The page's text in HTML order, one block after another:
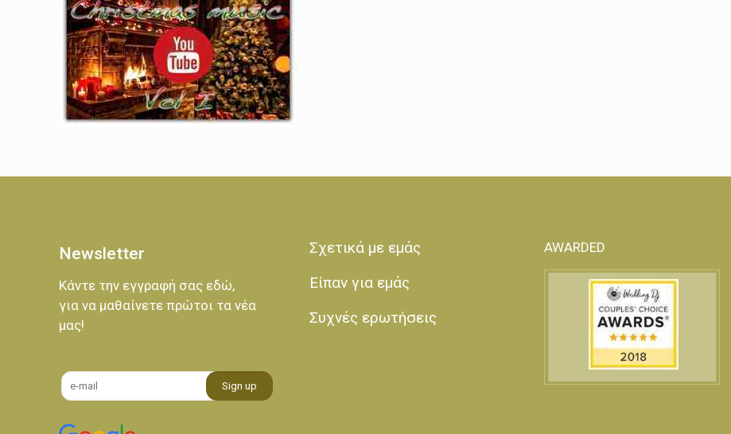
Newsletter
Κάντε την εγγραφή σας εδώ,
για να μαθαίνετε πρώτοι τα νέα
μας!
Σχετικά με εμάς
Είπαν για εμάς
Συχνές ερωτήσεις
AWARDED